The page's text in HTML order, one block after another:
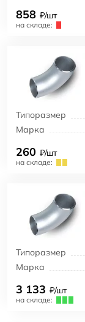
858 ₽/шт
на складе:
Типоразмер
Марка
260 ₽/шт
на складе:
Типоразмер
Марка
3 133 ₽/шт
на складе: